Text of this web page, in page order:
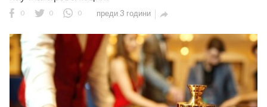
0 0 0 преди 3 години 